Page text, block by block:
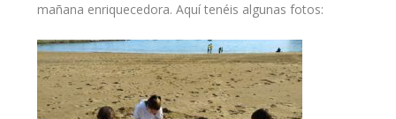
mañana enriquecedora. Aquí tenéis algunas fotos: